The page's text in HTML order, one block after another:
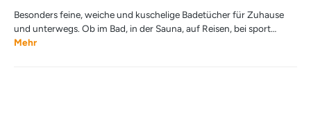
Besonders feine, weiche und kuschelige Badetücher für Zuhause
und unterwegs. Ob im Bad, in der Sauna, auf Reisen, bei sport…
Mehr